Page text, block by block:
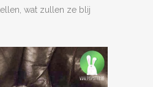
wat zullen ze blij